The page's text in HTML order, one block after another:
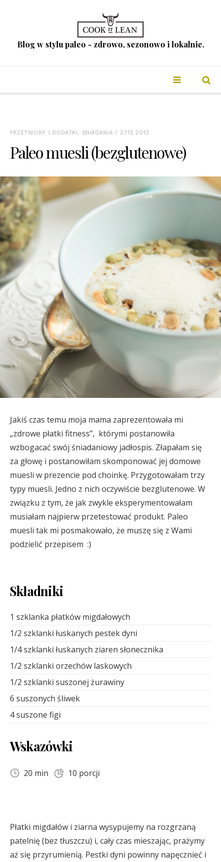
Blog w stylu paleo - zdrowo, sezonowo i lokalnie.
PRZETWORY I DODATKI, ŚNIADANIA / 27.12.2013
Paleo muesli (bezglutenowe)
Jakiś czas temu moja mama zaprezentowała mi
„zdrowe płatki fitness”, którymi postanowiła
wzbogacać swój śniadaniowy jadłospis. Złapałam się
za głowę i postanowiłam skomponować jej domowe
muesli w prezencie pod choinkę. Przygotowałam trzy
typy muesli. Jedno z nich oczywiście bezglutenowe. W
związku z tym, że jak zwykle eksperymentowałam
musiałam najpierw przetestować produkt. Paleo
muesli tak mi posmakowało, że muszę się z Wami
podzielić przepisem :)
Składniki
1 szklanka płatków migdałowych
1/2 szklanki łuskanych pestek dyni
1/4 szklanki łuskanych ziaren słonecznika
1/2 szklanki orzechów laskowych
1/2 szklanki suszonej żurawiny
6 suszonych śliwek
4 suszone figi
Wskazówki
20 min 10 porcji
Płatki migdałów i ziarna wysypujemy na rozgrzaną
patelnię (bez tłuszczu) i, cały czas mieszając, prażymy
aż się przyrumienią. Pestki dyni powinny napęcznieć i